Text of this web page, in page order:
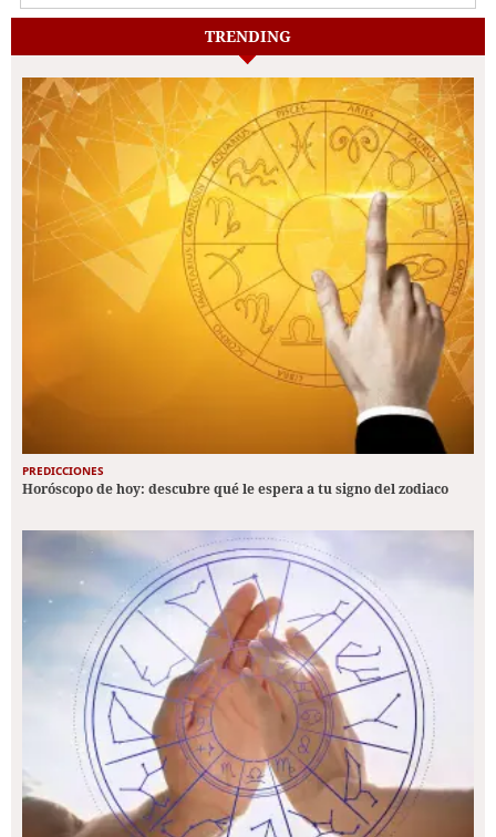
TRENDING
PREDICCIONES
Horóscopo de hoy: descubre qué le espera a tu signo del zodiaco